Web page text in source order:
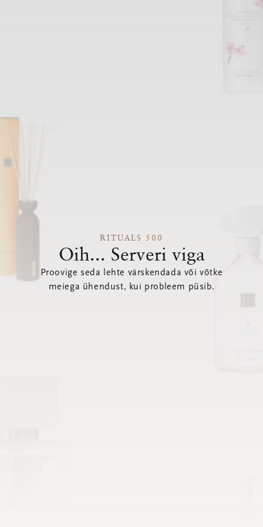
RITUALS 500
Oih... Serveri viga
Proovige seda lehte värskendada või võtke
meiega ühendust, kui probleem püsib.